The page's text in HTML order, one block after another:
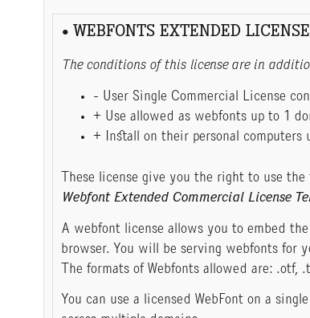
• WEBFONTS EXTENDED LICENSE
The conditions of this license are in
- User Single Commercial License
+ Use allowed as webfonts up to 1
+ Install on their personal computers
These license give you the right to use
Webfont Extended Commercial License
A webfont license allows you to embed
browser. You will be serving webfonts for
The formats of Webfonts allowed are: .otf,
You can use a licensed WebFont on a